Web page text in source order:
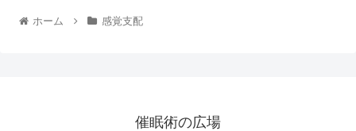
ホーム 感覚支配
催眠術の広場